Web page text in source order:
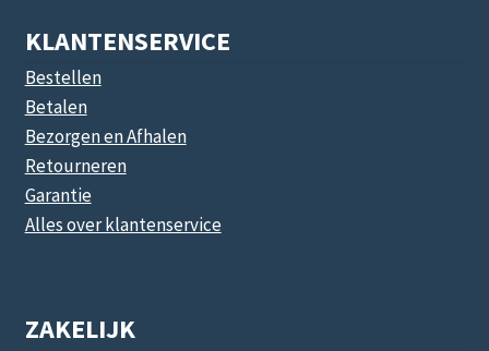
KLANTENSERVICE
Bestellen
Betalen
Bezorgen en Afhalen
Retourneren
Garantie
Alles over klantenservice
ZAKELIJK